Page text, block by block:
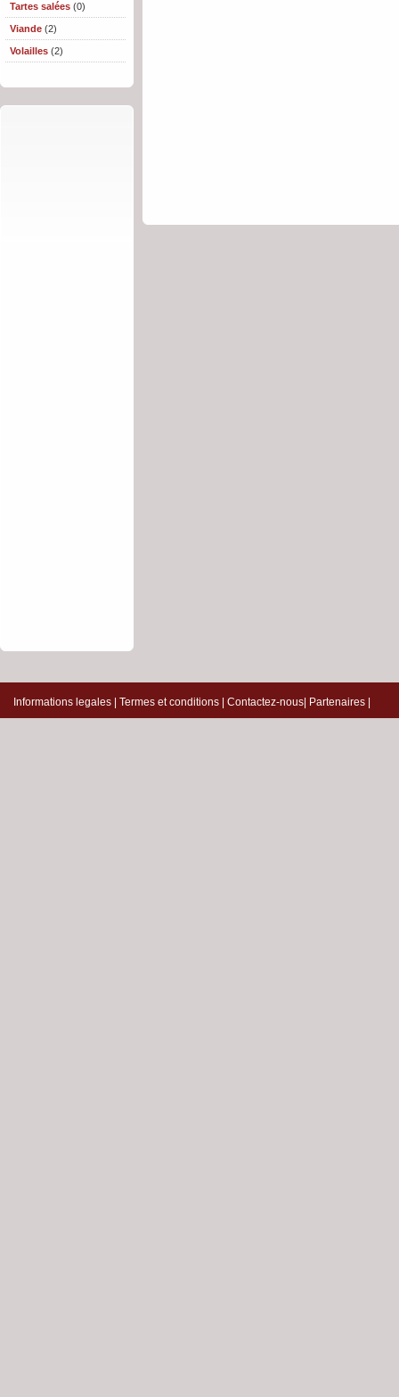
Tartes salées (0)
Viande (2)
Volailles (2)
Informations legales | Termes et conditions | Contactez-nous| Partenaires |